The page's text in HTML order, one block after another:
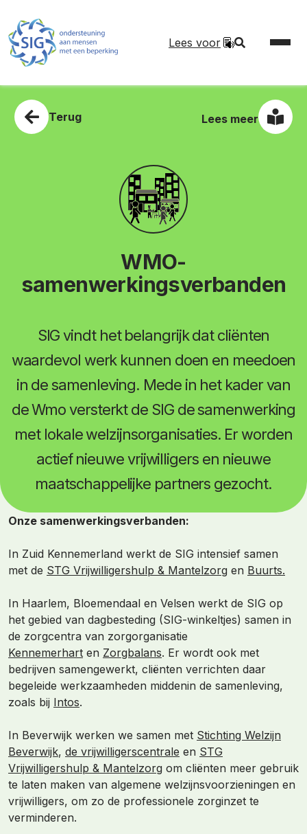
Lees voor
Terug
WMO-
samenwerkingsverbanden
Lees meer
SIG vindt het belangrijk dat cliënten
waardevol werk kunnen doen en meedoen
in de samenleving. Mede in het kader van
de Wmo versterkt de SIG de samenwerking
met lokale welzijnsorganisaties. Er worden
actief nieuwe vrijwilligers en nieuwe
maatschappelijke partners gezocht.
Onze samenwerkingsverbanden:
In Zuid Kennemerland werkt de SIG intensief samen
met de STG Vrijwilligershulp & Mantelzorg en Buurts.
In Haarlem, Bloemendaal en Velsen werkt de SIG op
het gebied van dagbesteding (SIG-winkeltjes) samen in
de zorgcentra van zorgorganisatie
Kennemerhart en Zorgbalans. Er wordt ook met
bedrijven samengewerkt, cliënten verrichten daar
begeleide werkzaamheden middenin de samenleving,
zoals bij Intos.
In Beverwijk werken we samen met Stichting Welzijn
Beverwijk, de vrijwilligerscentrale en STG
Vrijwilligershulp & Mantelzorg om cliënten meer gebruik
te laten maken van algemene welzijnsvoorzieningen en
vrijwilligers, om zo de professionele zorginzet te
verminderen.